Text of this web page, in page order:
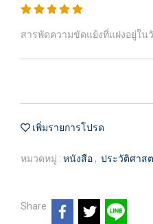
สารพัดความขัดแย้งที่แฝงอยู่ใ
เพิ่มรายการโปรด
หมวดหมู่ : หนังสือ , ประวัติศาส
Share